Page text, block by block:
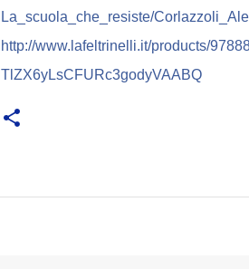
La_scuola_che_resiste/
http://www.lafeltrinelli.it/products/
TlZX6yLsCFURc3godyVAABQ